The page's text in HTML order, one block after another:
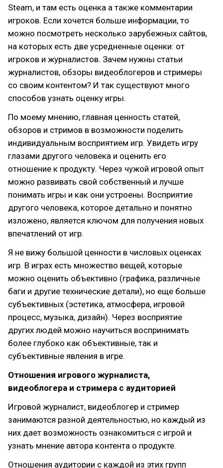
Steam, и там есть оценка а также комментарии
игроков. Если хочется больше информации, то
можно посмотреть несколько зарубежных сайтов,
на которых есть две усредненные оценки: от
игроков и журналистов. Зачем нужны статьи
журналистов, обзоры видеоблогеров и стримеры
со своим контентом? И так существуют много
способов узнать оценку игры.
По моему мнению, главная ценность статей,
обзоров и стримов в возможности поделить
индивидуальным восприятием игр. Увидеть игру
глазами другого человека и оценить его
отношение к продукту. Через чужой игровой опыт
можно развивать свой собственный и лучше
понимать игры и как они устроены. Восприятие
другого человека, которое детально и понятно
изложено, является ключом для получения новых
впечатлений от игр.
Я не вижу большой ценности в числовых оценках
игр. В играх есть множество вещей, которые
можно оценить объективно (графика, различные
баги и другие технические детали), но еще больше
субъективных (эстетика, атмосфера, игровой
процесс, музыка, дизайн). Через восприятие
других людей можно научиться воспринимать
более глубоко как объективные, так и
субъективные явления в игре.
Отношения игрового журналиста,
видеоблогера и стримера с аудиторией
Игровой журналист, видеоблогер и стример
занимаются разной деятельностью, но каждый из
них дает возможность ознакомиться с игрой и
узнать мнение автора контента о продукте.
Отношения аудитории с каждой из этих групп